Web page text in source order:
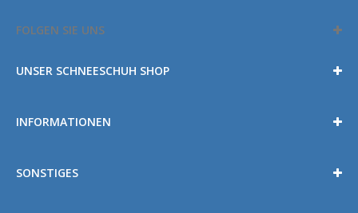
FOLGEN SIE UNS
UNSER SCHNEESCHUH SHOP
INFORMATIONEN
SONSTIGES